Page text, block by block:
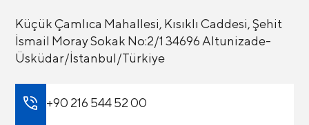
Küçük Çamlıca Mahallesi, Kısıklı Caddesi, Şehit
İsmail Moray Sokak No:2/1 34696 Altunizade-
Üsküdar/İstanbul/Türkiye
+90 216 544 52 00